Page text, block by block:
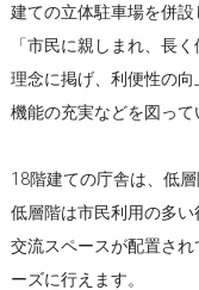
建ての立体駐車場を併設
「市民に親しまれ、長
理念に掲げ、利便性の
機能の充実などを図って
18階建ての庁舎は、低
低層階は市民利用の多
交流スペースが配置さ
ーズに行えます。